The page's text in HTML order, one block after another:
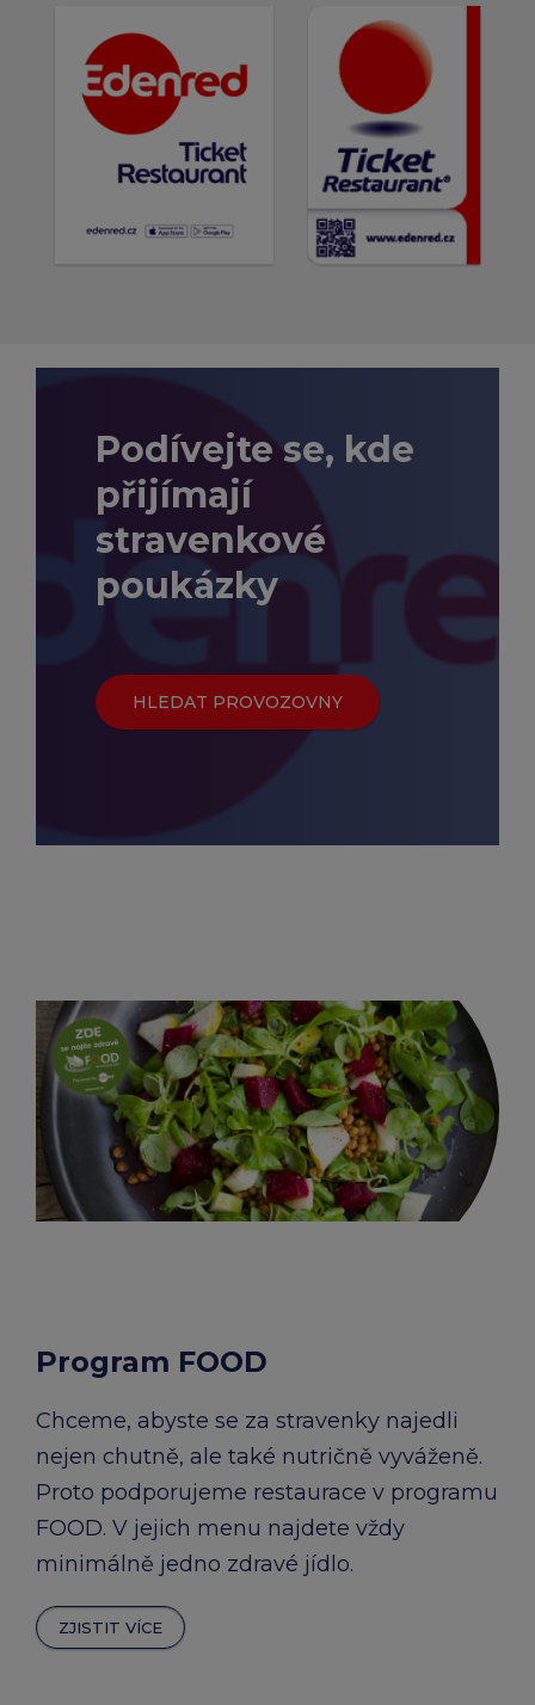
Podívejte se, kde
přijímají
stravenkové
poukázky
HLEDAT PROVOZOVNY
Program FOOD
Chceme, abyste se za stravenky najedli
nejen chutně, ale také nutričně vyváženě.
Proto podporujeme restaurace v programu
FOOD. V jejich menu najdete vždy
minimálně jedno zdravé jídlo.
ZJISTIT VÍCE